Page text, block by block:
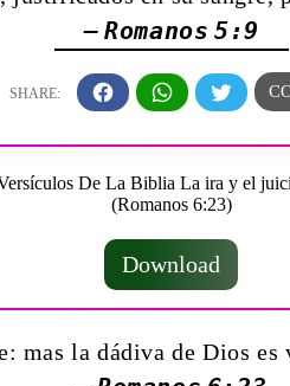
— Romanos 5:9
Download
mas la dádiva de Dios